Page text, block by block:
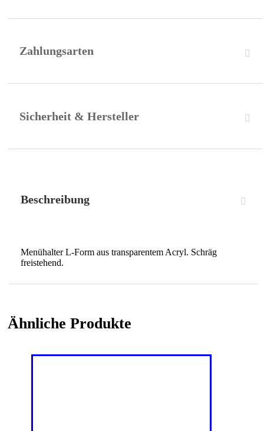
Zahlungsarten
Sicherheit & Hersteller
Beschreibung
Menühalter L-Form aus transparentem Acryl. Schräg
freistehend.
Ähnliche Produkte